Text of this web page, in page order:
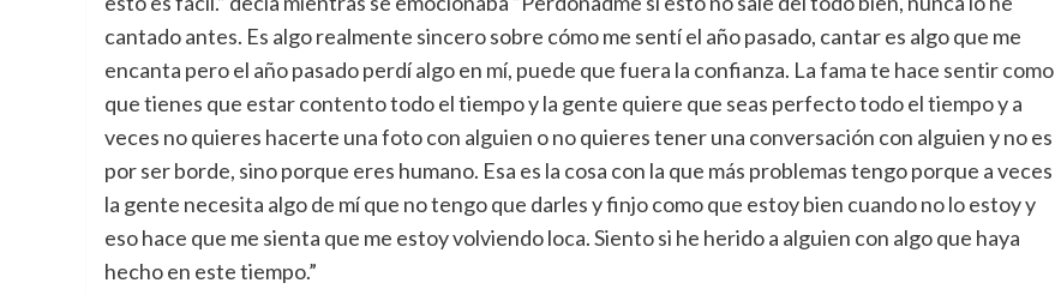
cantado antes. Es algo realmente sincero sobre cómo me sentí el año pasado, cantar es algo que me
encanta pero el año pasado perdí algo en mí, puede que fuera la confianza. La fama te hace sentir como
que tienes que estar contento todo el tiempo y la gente quiere que seas perfecto todo el tiempo y a
veces no quieres hacerte una foto con alguien o no quieres tener una conversación con alguien y no es
por ser borde, sino porque eres humano. Esa es la cosa con la que más problemas tengo porque a veces
la gente necesita algo de mí que no tengo que darles y finjo como que estoy bien cuando no lo estoy y
eso hace que me sienta que me estoy volviendo loca. Siento si he herido a alguien con algo que haya
hecho en este tiempo.”